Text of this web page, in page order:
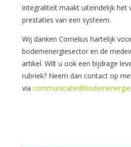
integraliteit maakt uiteindelijk het
prestaties van een systeem.
Wij danken Cornelius hartelijk
bodemenergiesector en de
artikel. Wilt u ook een bijdrage
rubriek? Neem dan contact op
via